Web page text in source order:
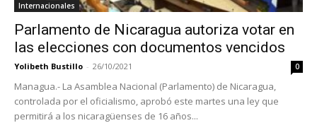
Internacionales
Parlamento de Nicaragua autoriza votar en
las elecciones con documentos vencidos
Yolibeth Bustillo - 26/10/2021 0
Managua.- La Asamblea Nacional (Parlamento) de Nicaragua,
controlada por el oficialismo, aprobó este martes una ley que
permitirá a los nicaragüenses de 16 años...